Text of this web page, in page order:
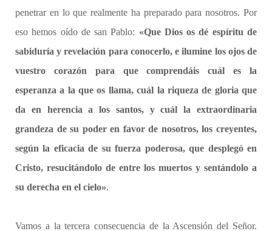
penetrar en lo que realmente ha preparado para nosotros. Por
eso hemos oído de san Pablo: «Que Dios os dé espíritu de
sabiduría y revelación para conocerlo, e ilumine los ojos de
vuestro corazón para que comprendáis cuál es la
esperanza a la que os llama, cuál la riqueza de gloria que
da en herencia a los santos, y cuál la extraordinaria
grandeza de su poder en favor de nosotros, los creyentes,
según la eficacia de su fuerza poderosa, que desplegó en
Cristo, resucitándolo de entre los muertos y sentándolo a
su derecha en el cielo».
Vamos a la tercera consecuencia de la Ascensión del Señor.